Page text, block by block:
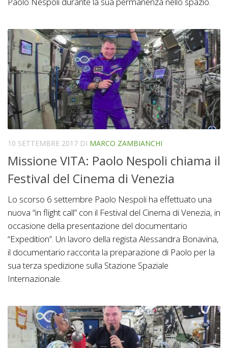
10 SETTEMBRE 2017 DI MARCO ZAMBIANCHI
Missione VITA: Paolo Nespoli chiama il
Festival del Cinema di Venezia
Lo scorso 6 settembre Paolo Nespoli ha effettuato una
nuova “in flight call” con il Festival del Cinema di Venezia, in
occasione della presentazione del documentario
“Expedition”. Un lavoro della regista Alessandra Bonavina,
il documentario racconta la preparazione di Paolo per la
sua terza spedizione sulla Stazione Spaziale
Internazionale.